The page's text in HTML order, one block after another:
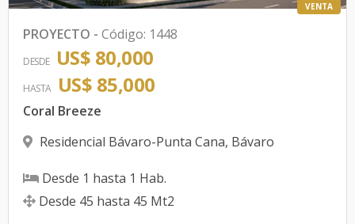
VENTA
PROYECTO - Código: 1448
DESDE US$ 80,000
HASTA US$ 85,000
Coral Breeze
Residencial Bávaro-Punta Cana, Bávaro
Desde 1 hasta 1 Hab.
Desde 45 hasta 45 Mt2